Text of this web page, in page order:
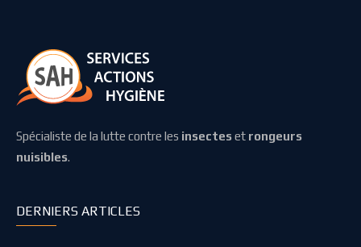
Spécialiste de la lutte contre les insecteset rongeurs
nuisibles.
DERNIERS ARTICLES